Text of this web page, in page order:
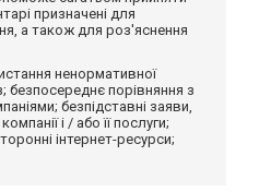
призначені для
а також для роз'яснення
ненормативної
безпосереднє порівняння з
безпідставні заяви,
і / або її послуги;
інтернет-ресурси;